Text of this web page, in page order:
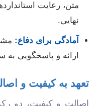
متن، رعایت
نهایی.
آمادگی برای دفاع:
ارائه و پاسخگویی به
تعهد به کیفیت و
اصالت و کیفیت، دو